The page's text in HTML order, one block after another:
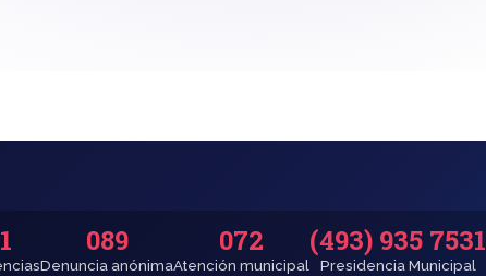
089
Denuncia anónima
072
Atención municipal
(493) 935 7531
Presidencia Municipal